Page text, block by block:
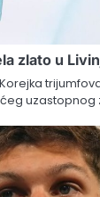
zlato u
uzastopnog